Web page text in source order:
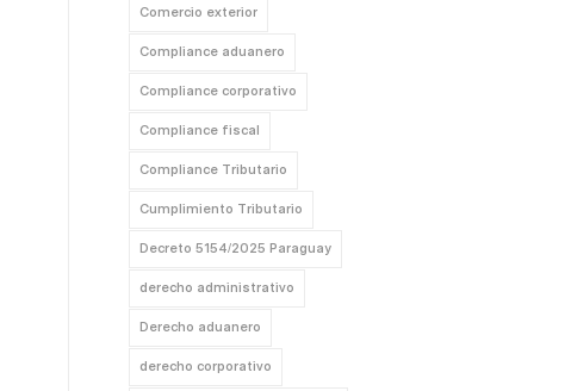
Comercio exterior
Compliance aduanero
Compliance corporativo
Compliance fiscal
Compliance Tributario
Cumplimiento Tributario
Decreto 5154/2025 Paraguay
derecho administrativo
Derecho aduanero
derecho corporativo